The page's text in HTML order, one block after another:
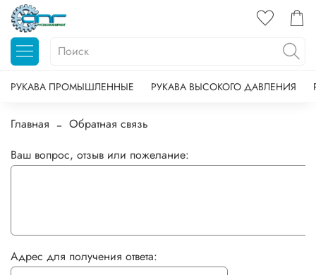
РУКАВА ПРОМЫШЛЕННЫЕ РУКАВА ВЫСОКОГО ДАВЛЕНИЯ
Главная
Обратная связь
Ваш вопрос, отзыв или пожелание:
Адрес для получения ответа: